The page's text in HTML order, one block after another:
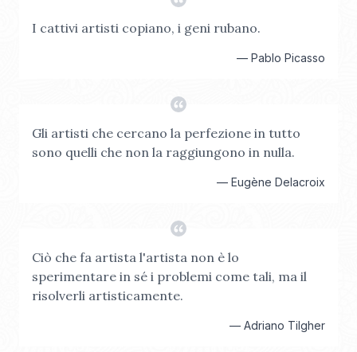
I cattivi artisti copiano, i geni rubano.
— Pablo Picasso
Gli artisti che cercano la perfezione in tutto
sono quelli che non la raggiungono in nulla.
— Eugène Delacroix
Ciò che fa artista l'artista non è lo
sperimentare in sé i problemi come tali, ma il
risolverli artisticamente.
— Adriano Tilgher